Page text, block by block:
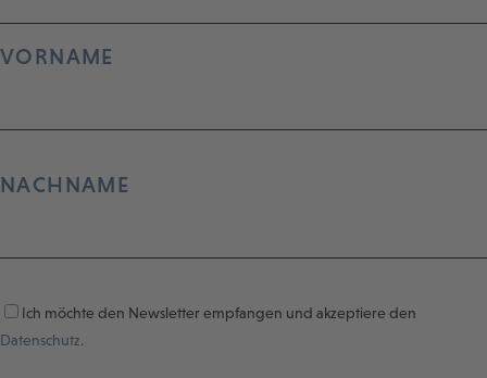
VORNAME
NACHNAME
Ich möchte den Newsletter empfangen und akzeptiere den
Datenschutz.